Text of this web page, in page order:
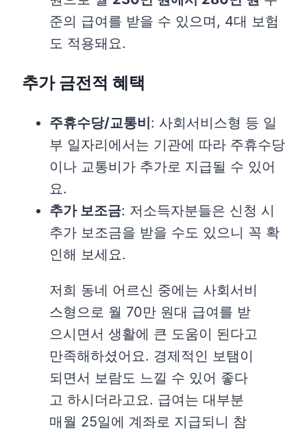
준의 급여를 받을 수 있으며, 4대 보험
도 적용돼요.
추가 금전적 혜택
주휴수당/교통비: 사회서비스형 등 일
부 일자리에서는 기관에 따라 주휴수당
이나 교통비가 추가로 지급될 수 있어
요.
추가 보조금: 저소득자분들은 신청 시
추가 보조금을 받을 수도 있으니 꼭 확
인해 보세요.
저희 동네 어르신 중에는 사회서비
스형으로 월 70만 원대 급여를 받
으시면서 생활에 큰 도움이 된다고
만족해하셨어요. 경제적인 보탬이
되면서 보람도 느낄 수 있어 좋다
고 하시더라고요. 급여는 대부분
매월 25일에 계좌로 지급되니 참